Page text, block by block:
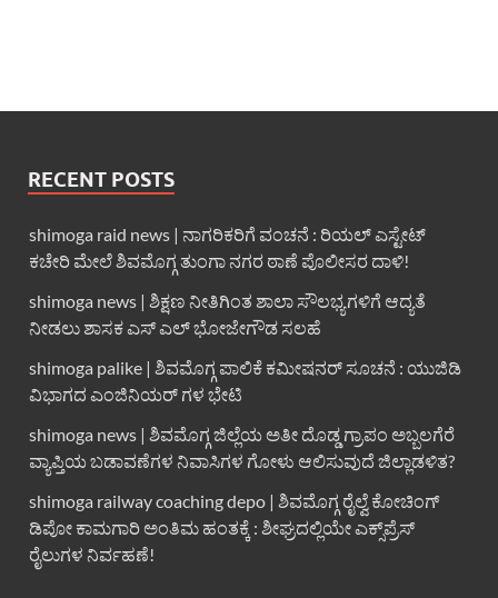
RECENT POSTS
shimoga raid news | ನಾಗರಿಕರಿಗೆ ವಂಚನೆ : ರಿಯಲ್ ಎಸ್ಟೇಟ್
ಕಚೇರಿ ಮೇಲೆ ಶಿವಮೊಗ್ಗ ತುಂಗಾ ನಗರ ಠಾಣೆ ಪೊಲೀಸರ ದಾಳಿ!
shimoga news | ಶಿಕ್ಷಣ ನೀತಿಗಿಂತ ಶಾಲಾ ಸೌಲಭ್ಯಗಳಿಗೆ ಆದ್ಯತೆ
ನೀಡಲು ಶಾಸಕ ಎಸ್ ಎಲ್ ಭೋಜೇಗೌಡ ಸಲಹೆ
shimoga palike | ಶಿವಮೊಗ್ಗ ಪಾಲಿಕೆ ಕಮೀಷನರ್ ಸೂಚನೆ : ಯುಜಿಡಿ
ವಿಭಾಗದ ಎಂಜಿನಿಯರ್ ಗಳ ಭೇಟಿ
shimoga news | ಶಿವಮೊಗ್ಗ ಜಿಲ್ಲೆಯ ಅತೀ ದೊಡ್ಡ ಗ್ರಾಪಂ ಅಬ್ಬಲಗೆರೆ
ವ್ಯಾಪ್ತಿಯ ಬಡಾವಣೆಗಳ ನಿವಾಸಿಗಳ ಗೋಳು ಆಲಿಸುವುದೆ ಜಿಲ್ಲಾಡಳಿತ?
shimoga railway coaching depo | ಶಿವಮೊಗ್ಗ ರೈಲ್ವೆ ಕೋಚಿಂಗ್
ಡಿಪೋ ಕಾಮಗಾರಿ ಅಂತಿಮ ಹಂತಕ್ಕೆ : ಶೀಘ್ರದಲ್ಲಿಯೇ ಎಕ್ಸ್‌ಪ್ರೆಸ್
ರೈಲುಗಳ ನಿರ್ವಹಣೆ!